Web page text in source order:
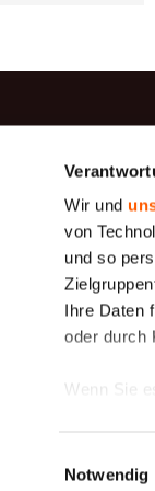
Wir und
von
und so
Ihre Daten
oder durch
Wenn Sie
Ihr
Notwendig